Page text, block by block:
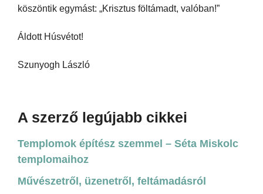
köszöntik egymást: „Krisztus föltámadt, valóban!”
Áldott Húsvétot!
Szunyogh László
A szerző legújabb cikkei
Templomok építész szemmel – Séta Miskolc
templomaihoz
Művészetről, üzenetről, feltámadásról